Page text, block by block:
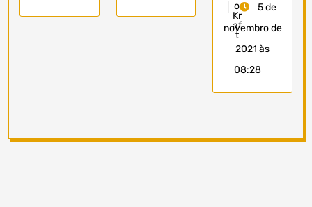
5 de
novembro de
2021 às
08:28